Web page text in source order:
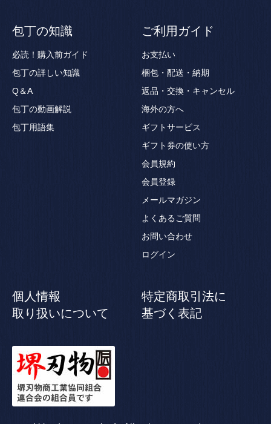
包丁の知識
必読！購入前ガイド
包丁の詳しい知識
Q＆A
包丁の動画解説
包丁用語集
ご利用ガイド
お支払い
梱包・配送・納期
返品・交換・キャンセル
海外の方へ
ギフトサービス
ギフト券の使い方
会員規約
会員登録
メールマガジン
よくあるご質問
お問い合わせ
ログイン
個人情報
取り扱いについて
特定商取引法に
基づく表記